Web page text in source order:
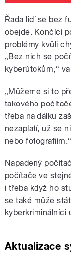
Řada lidí se bez
obejde. Končící
problémy kvůli
„Bez nich se
kyberútokům,“
„Můžeme si to
takového
třeba na dálku
nezaplatí, už se
nebo fotografiím.“
Napadený
počítače ve
i třeba když ho
se také může
kyberkriminálníci
Aktualizace